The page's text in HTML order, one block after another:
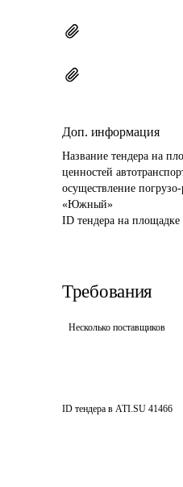
Доп. информация
Название тендера на
ценностей
осуществление
«Южный»
ID тендера на площадке
Требования
Несколько поставщиков
ID тендера в ATI.SU 41466